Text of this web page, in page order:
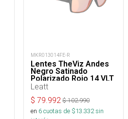
MKR013014FE-R
Lentes TheViz Andes
Negro Satinado
Polarizado Rojo 14 VLT
Leatt
$ 79.992 $102.990
en 6cuotas de $13.332sin